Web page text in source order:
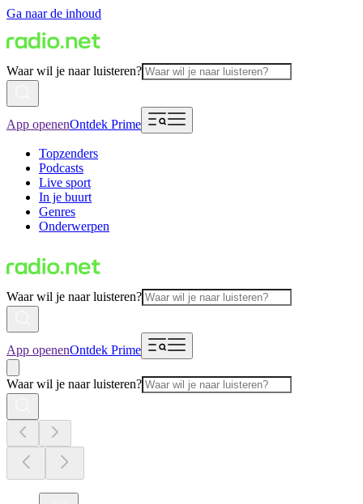
Ga naar de inhoud
Waar wil je naar luisteren?
App openenOntdek Prime
Topzenders
Podcasts
Live sport
In je buurt
Genres
Onderwerpen
Waar wil je naar luisteren?
App openenOntdek Prime
Waar wil je naar luisteren?